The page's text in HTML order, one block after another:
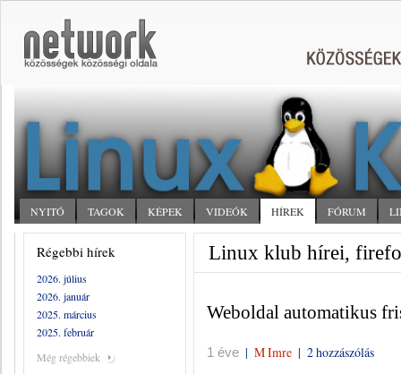
NYITÓ TAGOK KÉPEK VIDEÓK HÍREK FÓRUM
Régebbi hírek
2026. július
2026. január
2025. március
2025. február
Még régebbiek
Linux klub hírei,
Weboldal automatikus
1 éve | M Imre | 2 hozzászólás